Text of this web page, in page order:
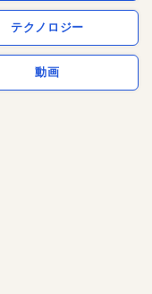
テクノロジー
動画